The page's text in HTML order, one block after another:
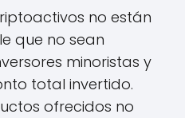
no están
que no sean
minoristas y
total invertido.
ofrecidos no